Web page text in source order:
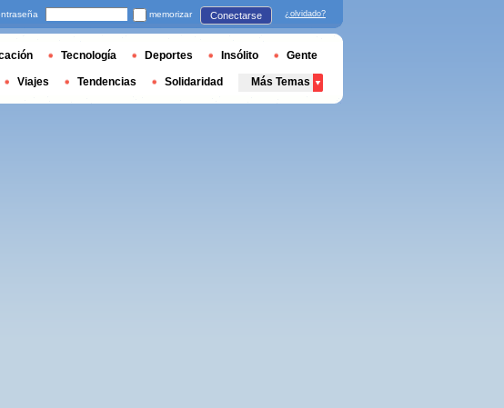
memorizar Conectarse ¿olvidado?
Tecnología Deportes Insólito Gente
Viajes Tendencias Solidaridad Más Temas